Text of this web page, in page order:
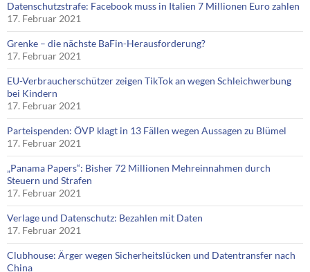
Datenschutzstrafe: Facebook muss in Italien 7 Millionen Euro zahlen
17. Februar 2021
Grenke – die nächste BaFin-Herausforderung?
17. Februar 2021
EU-Verbraucherschützer zeigen TikTok an wegen Schleichwerbung
bei Kindern
17. Februar 2021
Parteispenden: ÖVP klagt in 13 Fällen wegen Aussagen zu Blümel
17. Februar 2021
„Panama Papers“: Bisher 72 Millionen Mehreinnahmen durch
Steuern und Strafen
17. Februar 2021
Verlage und Datenschutz: Bezahlen mit Daten
17. Februar 2021
Clubhouse: Ärger wegen Sicherheitslücken und Datentransfer nach
China